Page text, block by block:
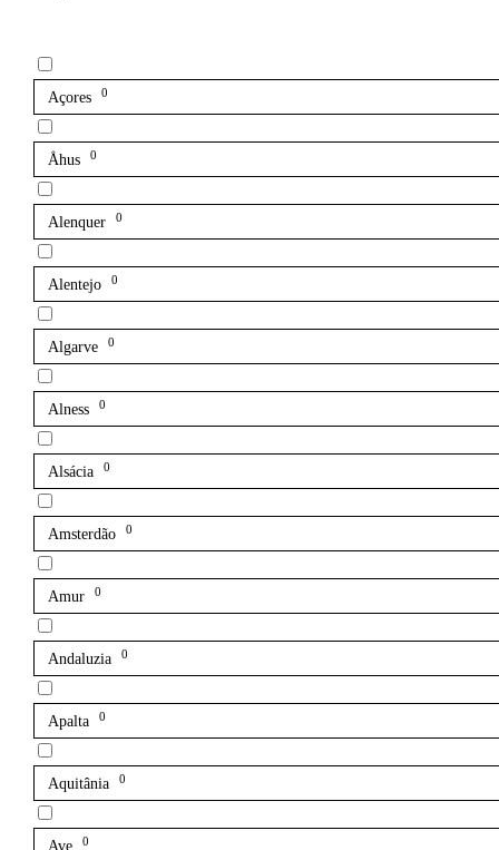
Açores 0
Åhus 0
Alenquer 0
Alentejo 0
Algarve 0
Alness 0
Alsácia 0
Amsterdão 0
Amur 0
Andaluzia 0
Apalta 0
Aquitânia 0
Ave 0